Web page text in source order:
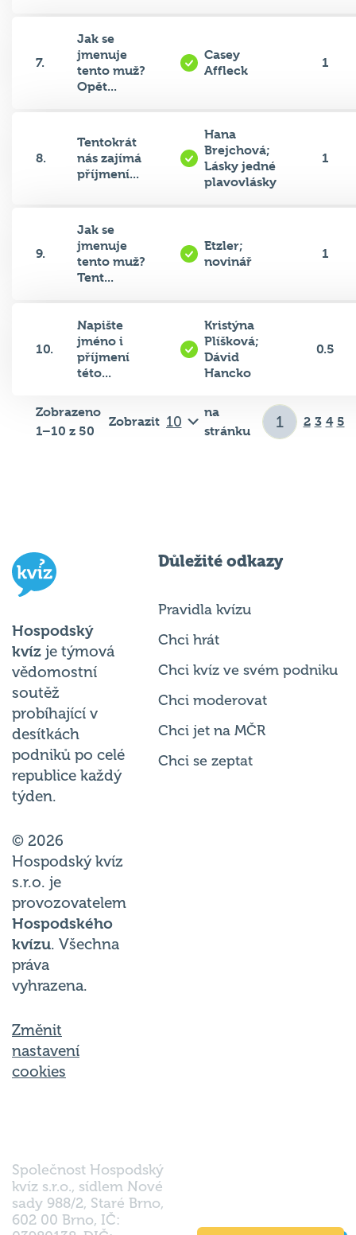
7.
Jak se
jmenuje
tento muž?
Opět...
Casey
Affleck
1
8.
Tentokrát
nás zajímá
příjmení...
Hana
Brejchová;
Lásky jedné
plavovlásky
1
9.
Jak se
jmenuje
tento muž?
Tent...
Etzler;
novinář
1
10.
Napište
jméno i
příjmení
této...
Kristýna
Plíšková;
Dávid
Hancko
0.5
Zobrazeno
1–10 z 50
Zobrazit
na
stránku
2 3 4 5
Hospodský
kvíz je týmová
vědomostní
soutěž
probíhající v
desítkách
podniků po celé
republice každý
týden.
© 2026
Hospodský kvíz
s.r.o. je
provozovatelem
Hospodského
kvízu. Všechna
práva
vyhrazena.
Změnit
nastavení
cookies
Důležité odkazy
Pravidla kvízu
Chci hrát
Chci kvíz ve svém podniku
Chci moderovat
Chci jet na MČR
Chci se zeptat
Společnost Hospodský
kvíz s.r.o., sídlem Nové
sady 988/2, Staré Brno,
602 00 Brno, IČ: